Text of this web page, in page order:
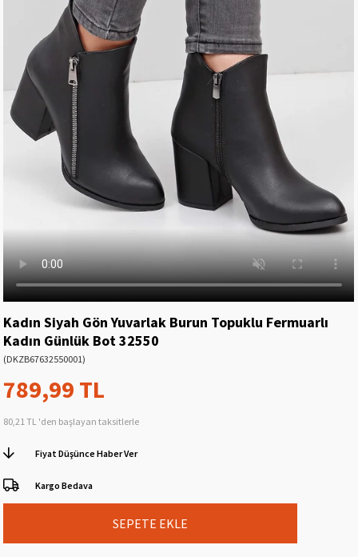
Kadın Siyah Gön Yuvarlak Burun Topuklu Fermuarlı
Kadın Günlük Bot 32550
(DKZB67632550001)
789,99 TL
80,21 TL 'den başlayan taksitlerle
Fiyat Düşünce Haber Ver
Kargo Bedava